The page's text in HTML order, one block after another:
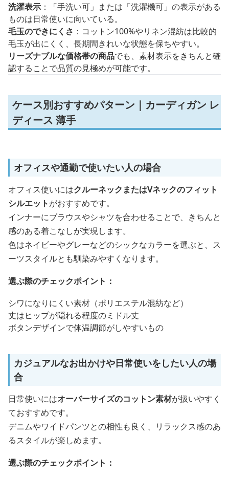
洗濯表示 ：「手洗い可」または「洗濯機可」の表示がある
ものは日常使いに向いている。
毛玉のできにくさ ：コットン100%やリネン混紡は比較的
毛玉が出にくく、長期間きれいな状態を保ちやすい。
リーズナブルな価格帯の商品でも、素材表示をきちんと確
認することで品質の見極めが可能です。
ケース別おすすめパターン｜カーディガン レ
ディース 薄手
オフィスや通勤で使いたい人の場合
オフィス使いにはクルーネックまたはVネックのフィット
シルエットがおすすめです。
インナーにブラウスやシャツを合わせることで、きちんと
感のある着こなしが実現します。
色はネイビーやグレーなどのシックなカラーを選ぶと、ス
ーツスタイルとも馴染みやすくなります。
選ぶ際のチェックポイント：
シワになりにくい素材（ポリエステル混紡など）
丈はヒップが隠れる程度のミドル丈
ボタンデザインで体温調節がしやすいもの
カジュアルなお出かけや日常使いをしたい人の場
合
日常使いにはオーバーサイズのコットン素材が扱いやすく
ておすすめです。
デニムやワイドパンツとの相性も良く、リラックス感のあ
るスタイルが楽しめます。
選ぶ際のチェックポイント：